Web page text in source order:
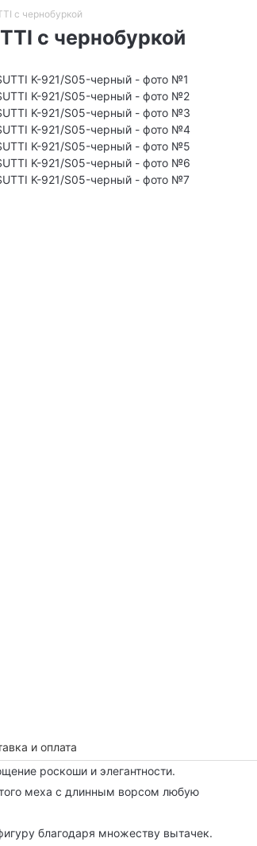
с чернобуркой
с чернобуркой
и оплата
роскоши и элегантности.
меха с длинным ворсом любую
благодаря множеству вытачек.